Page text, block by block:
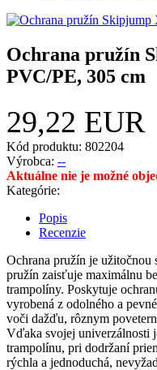
Ochrana pružín
PVC/PE, 305 cm
29,22 EUR
Kód produktu: 802204
Výrobca: --
Aktuálne nie je možné
Kategórie:
Popis
Recenzie
Ochrana pružín je užitočnou
pružín zaisťuje maximálnu
trampolíny. Poskytuje
vyrobená z odolného a
voči dažďu, rôznym
Vďaka svojej univerzálnosti
trampolínu, pri dodržaní
rýchla a jednoduchá,